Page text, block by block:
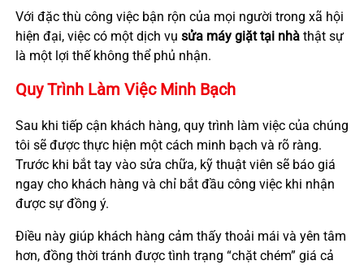
Với đặc thù công việc bận rộn của mọi người trong xã hội
hiện đại, việc có một dịch vụ sửa máy giặt tại nhàthật sự
là một lợi thế không thể phủ nhận.
Quy Trình Làm Việc Minh Bạch
Sau khi tiếp cận khách hàng, quy trình làm việc của chúng
tôi sẽ được thực hiện một cách minh bạch và rõ ràng.
Trước khi bắt tay vào sửa chữa, kỹ thuật viên sẽ báo giá
ngay cho khách hàng và chỉ bắt đầu công việc khi nhận
được sự đồng ý.
Điều này giúp khách hàng cảm thấy thoải mái và yên tâm
hơn, đồng thời tránh được tình trạng “chặt chém” giá cả